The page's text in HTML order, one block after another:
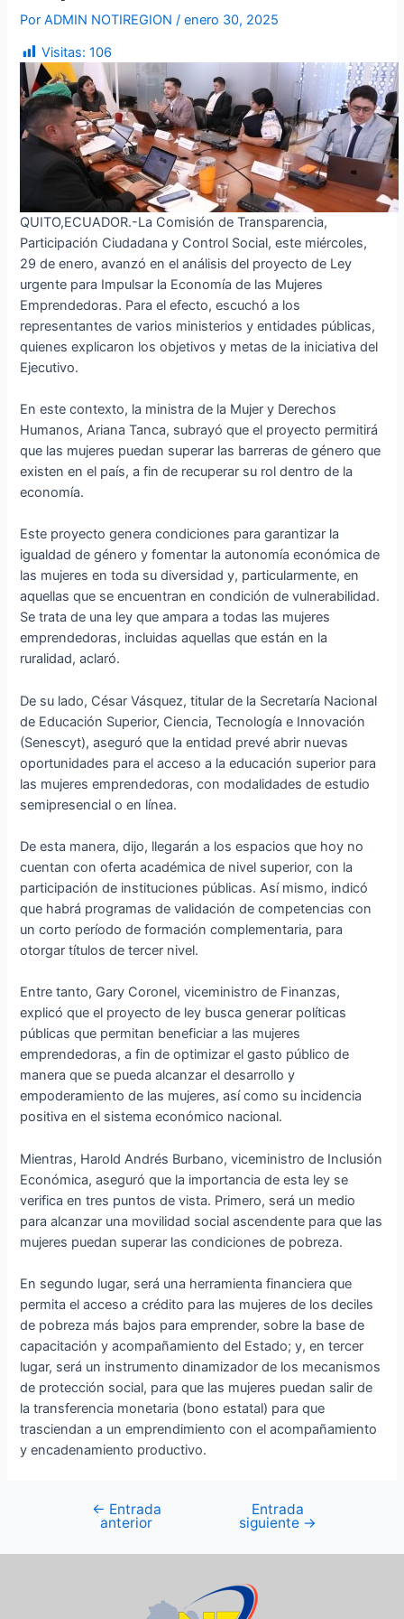
PorADMIN NOTIREGION/enero 30, 2025
Visitas: 106
QUITO,ECUADOR.-La Comisión de Transparencia,
Participación Ciudadana y Control Social, este miércoles,
29 de enero, avanzó en el análisis del proyecto de Ley
urgente para Impulsar la Economía de las Mujeres
Emprendedoras. Para el efecto, escuchó a los
representantes de varios ministerios y entidades públicas,
quienes explicaron los objetivos y metas de la iniciativa del
Ejecutivo.
En este contexto, la ministra de la Mujer y Derechos
Humanos, Ariana Tanca, subrayó que el proyecto permitirá
que las mujeres puedan superar las barreras de género que
existen en el país, a fin de recuperar su rol dentro de la
economía.
Este proyecto genera condiciones para garantizar la
igualdad de género y fomentar la autonomía económica de
las mujeres en toda su diversidad y, particularmente, en
aquellas que se encuentran en condición de vulnerabilidad.
Se trata de una ley que ampara a todas las mujeres
emprendedoras, incluidas aquellas que están en la
ruralidad, aclaró.
De su lado, César Vásquez, titular de la Secretaría Nacional
de Educación Superior, Ciencia, Tecnología e Innovación
(Senescyt), aseguró que la entidad prevé abrir nuevas
oportunidades para el acceso a la educación superior para
las mujeres emprendedoras, con modalidades de estudio
semipresencial o en línea.
De esta manera, dijo, llegarán a los espacios que hoy no
cuentan con oferta académica de nivel superior, con la
participación de instituciones públicas. Así mismo, indicó
que habrá programas de validación de competencias con
un corto período de formación complementaria, para
otorgar títulos de tercer nivel.
Entre tanto, Gary Coronel, viceministro de Finanzas,
explicó que el proyecto de ley busca generar políticas
públicas que permitan beneficiar a las mujeres
emprendedoras, a fin de optimizar el gasto público de
manera que se pueda alcanzar el desarrollo y
empoderamiento de las mujeres, así como su incidencia
positiva en el sistema económico nacional.
Mientras, Harold Andrés Burbano, viceministro de Inclusión
Económica, aseguró que la importancia de esta ley se
verifica en tres puntos de vista. Primero, será un medio
para alcanzar una movilidad social ascendente para que las
mujeres puedan superar las condiciones de pobreza.
En segundo lugar, será una herramienta financiera que
permita el acceso a crédito para las mujeres de los deciles
de pobreza más bajos para emprender, sobre la base de
capacitación y acompañamiento del Estado; y, en tercer
lugar, será un instrumento dinamizador de los mecanismos
de protección social, para que las mujeres puedan salir de
la transferencia monetaria (bono estatal) para que
trasciendan a un emprendimiento con el acompañamiento
y encadenamiento productivo.
← Entrada
anterior
Entrada
siguiente →